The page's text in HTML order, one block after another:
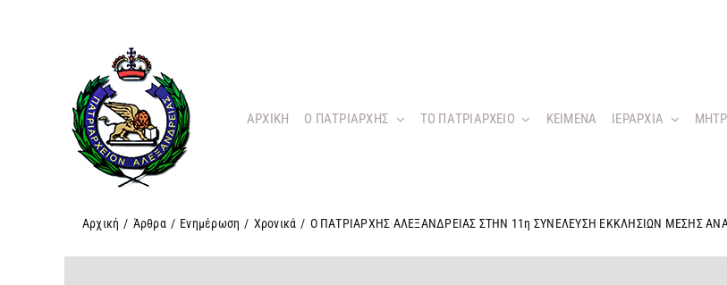
ΑΡΧΙΚΗ O ΠΑΤΡΙΑΡΧΗΣ ΤΟ ΠΑΤΡΙΑΡΧΕΙΟ KEIMENA ΙΕΡΑΡΧΙΑ
Αρχική / Άρθρα / Ενημέρωση / Χρονικά / Ο ΠΑΤΡΙΑΡΧΗΣ ΑΛΕΞΑΝΔΡΕΙΑΣ ΣΤΗΝ 11η ΣΥΝΕΛΕΥΣΗ ΕΚΚΛΗΣΙΩΝ ΜΕΣΗΣ